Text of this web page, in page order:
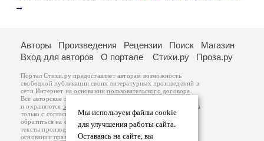
→
Мы используем файлы cookie
для улучшения работы сайта.
Оставаясь на сайте, вы
Авторы Произведения Рецензии Поиск
Магазин
Вход для авторов
О портале Стихи.ру Проза.ру
Портал Стихи.ру предоставляет авторам возможность
свободной публикации своих литературных произведений в
сети Интернет на основаниипользовательского договора
Все авторские права на произведения принадлежат авторам
и охраняются законом
. Перепечатка произведений возможна
только с согласия его автора, к которому вы можете
обратиться на его авторской странице. Ответственность за
тексты произведений авторы несут самостоятельно на
основанииправил публикацииизаконодательства